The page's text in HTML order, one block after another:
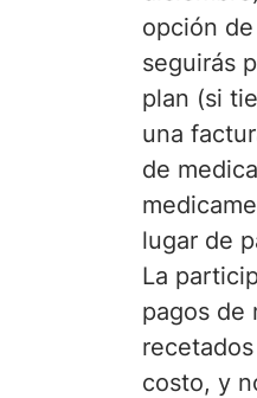
opción
seguirás
plan (si
una
de
lugar de
La
pagos de
costo, y